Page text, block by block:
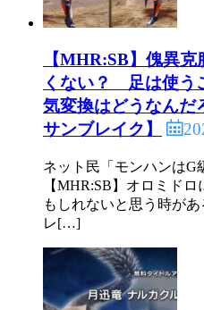
【MHR:SB】傀異
くない？ 足は使う
気変換はどうなんだ
サンブレイク】
ネット民「モンハンはG
【MHR:SB】オロミド
もしれないと思う時が
レ[…]